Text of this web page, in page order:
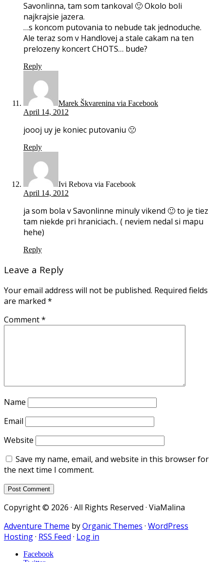
Savonlinna, tam som tankoval 🙂 Okolo boli
najkrajsie jazera.
…s koncom putovania to nebude tak jednoduche.
Ale teraz som v Handlovej a stale cakam na ten
prelozeny koncert CHOTS… bude?
Reply
Marek Škvarenina via Facebook
April 14, 2012
joooj uy je koniec putovaniu 🙁
Reply
Ivi Rebova via Facebook
April 14, 2012
ja som bola v Savonlinne minuly vikend 🙂 to je tiez
tam niekde pri hraniciach.. ( neviem nedal si mapu
hehe)
Reply
Leave a Reply
Your email address will not be published. Required fields
are marked *
Comment*
Name
Email
Website
Save my name, email, and website in this browser for
the next time I comment.
Copyright © 2026 · All Rights Reserved · ViaMalina
Adventure Theme byOrganic Themes · WordPress
Hosting· RSS Feed · Log in
Facebook